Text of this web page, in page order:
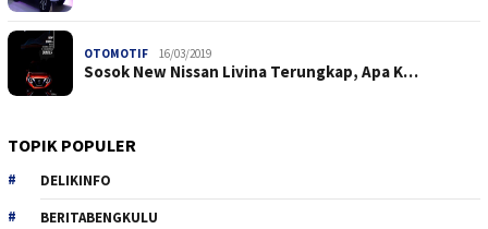
OTOMOTIF 16/03/2019
Sosok New Nissan Livina Terungkap, Apa K…
TOPIK POPULER
DELIKINFO
BERITABENGKULU